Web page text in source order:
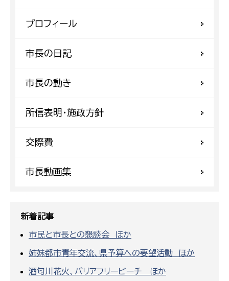
プロフィール
市長の日記
市長の動き
所信表明・施政方針
交際費
市長動画集
新着記事
市民と市長との懇談会 ほか
姉妹都市青年交流、県予算への要望活動 ほか
酒匂川花火、バリアフリービーチ ほか